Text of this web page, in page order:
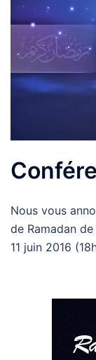
Nous vous
de Ramadan
11 juin 2016